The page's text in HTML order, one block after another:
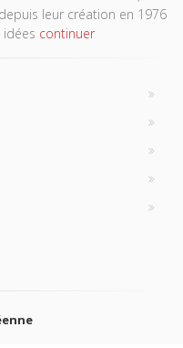
leur création en 1976
continuer